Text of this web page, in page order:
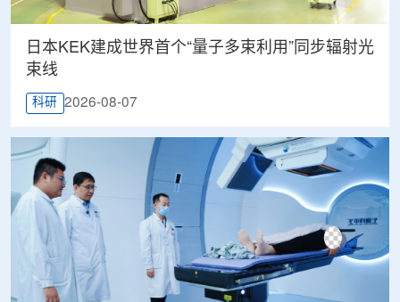
日本KEK建成世界首个“量子多束利用”同步辐射光
束线
科研 2026-08-07